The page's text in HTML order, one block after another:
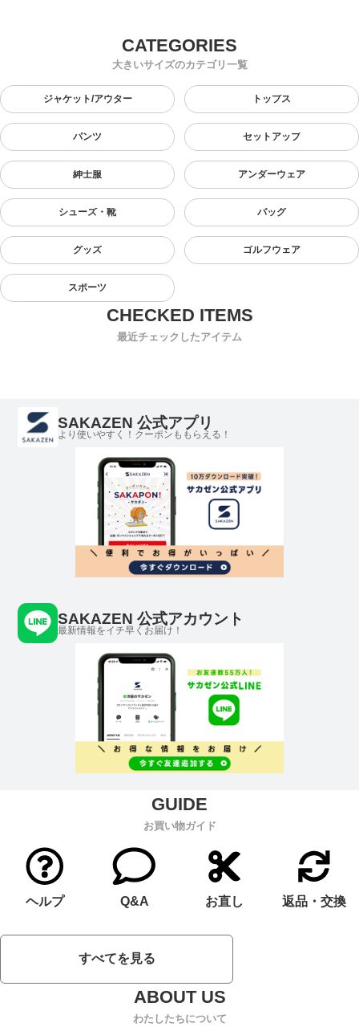
大きいサイズのカテゴリ一覧
ジャケット/アウター トップス
パンツ セットアップ
紳士服 アンダーウェア
シューズ・靴 バッグ
グッズ ゴルフウェア
スポーツ
最近チェックしたアイテム
SAKAZEN 公式アプリ
より使いやすく！クーポンももらえる！
SAKAZEN 公式アカウント
最新情報をイチ早くお届け！
お買い物ガイド
ヘルプ Q&A お直し 返品・交換
すべてを見る
わたしたちについて